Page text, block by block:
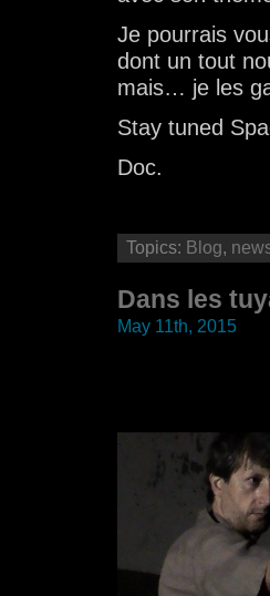
Je pourrais
dont un tout
mais… je les
Stay tuned
Doc.
Topics: Blog,
Dans les
May 11th, 2015